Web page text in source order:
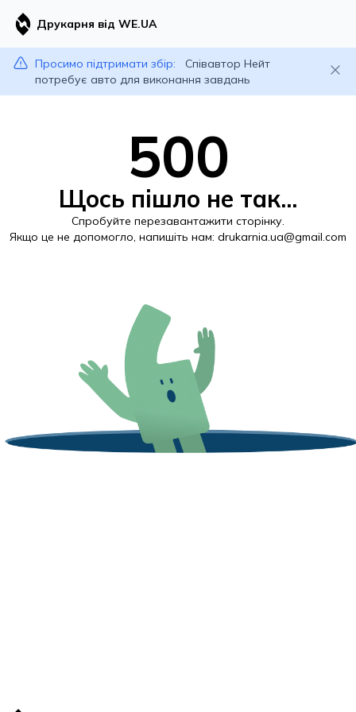
Друкарня від WE.UA
Просимо підтримати збір:
Співавтор Нейт
потребує авто для виконання завдань
500
Щось пішло не так...
Спробуйте перезавантажити сторінку.
Якщо це не допомогло, напишіть нам: drukarnia.ua@gmail.com